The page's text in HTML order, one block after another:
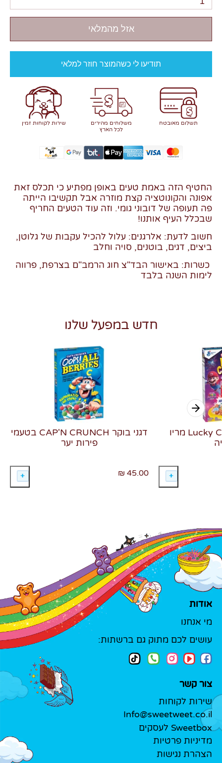
אזל מהמלאי
תודיעו לי כשהמוצר חוזר למלאי
תשלום מאובטח
משלוחים מהירים
לכל הארץ
שירות לקוחות זמין
החטיף הזה באמת טעים באופן מפתיע כי תכלס זאת
אפונה והקונוטציה קצת מוזרה אבל תקשיבו הייתה
פה תעופה של דובוני גומי. וזה עוד הטעים החריף
שבכלל העיף אותנו!
חשוב לדעת: אלרגנים: עלול להכיל עקבות של גלוטן,
ביצים, דגים, בוטנים, סויה וחלב
כשרות: באישור הבד"צ חוג הרמב"ם בצרפת, פרווה
לימות השנה בלבד
חדש במפעל שלנו
דגני בוקר CAP'N CRUNCH בטעמי
פירות יער
45.00 ₪
דגני בוקר Lucky Charms מריו
אודות
מי אנחנו
עושים לכם מתוק גם ברשתות:
צור קשר
שירות לקוחות
Info@sweetweet.co.il
Sweetbox לעסקים
מדיניות פרטיות
הצהרת נגישות